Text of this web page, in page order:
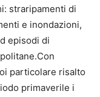
straripamenti di
e inondazioni,
episodi di
particolare risalto
primaverile i